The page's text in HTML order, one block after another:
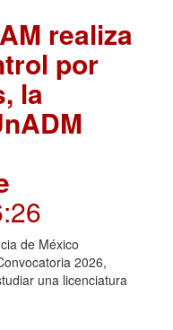
realiza
por
la
de México
2026,
una licenciatura